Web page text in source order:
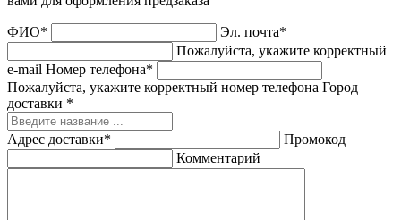
ФИО*
Эл. почта*
Пожалуйста, укажите корректный
e-mail Номер телефона*
Пожалуйста, укажите корректный номер телефона Город
доставки *
Адрес доставки*
Промокод
Комментарий